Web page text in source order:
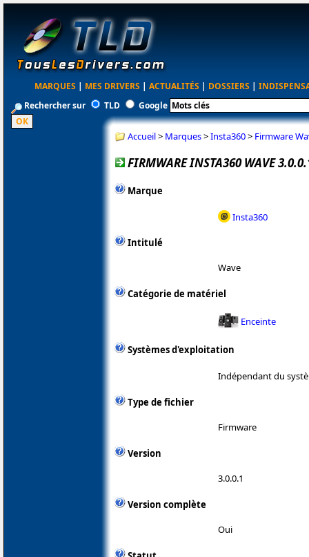
MARQUES | MES DRIVERS | ACTUALITÉS | DOSSIERS |
Rechercher sur
TLD Google
Accueil> Marques>Insta360> Firmware
FIRMWARE INSTA360 WAVE
Marque
Insta360
Intitulé
Wave
Catégorie de matériel
Enceinte
Systèmes d'exploitation
Indépendant du
Type de fichier
Firmware
Version
3.0.0.1
Version complète
Oui